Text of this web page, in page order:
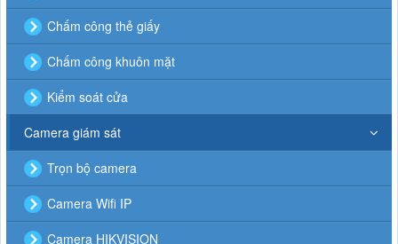
Chấm công thẻ giấy
Chấm công khuôn mặt
Kiểm soát cửa
Camera giám sát
Trọn bộ camera
Camera Wifi IP
Camera HIKVISION